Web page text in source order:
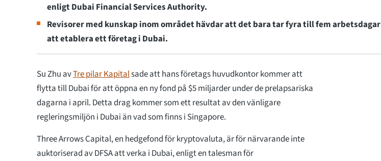
enligt Dubai Financial Services Authority.
Revisorer med kunskap inom området hävdar att det bara tar fyra till fem arbetsdagar
att etablera ett företag i Dubai.
Su Zhu avTre pilar Kapitalsade att hans företags huvudkontor kommer att
flytta till Dubai för att öppna en ny fond på $5 miljarder under de prelapsariska
dagarna i april. Detta drag kommer som ett resultat av den vänligare
regleringsmiljön i Dubai än vad som finns i Singapore.
Three Arrows Capital, en hedgefond för kryptovaluta, är för närvarande inte
auktoriserad av DFSA att verka i Dubai, enligt en talesman för